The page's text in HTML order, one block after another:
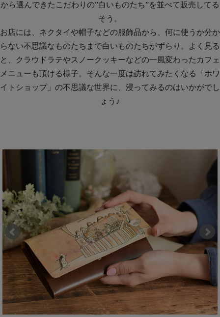
から選んできたこだわりの”白いものたち”を並べて販売してる
そう。
お店には、ネクタイや帽子などの服飾品から、何に使うか分か
らない不思議なものたちまで白いものたちがずらり。よく見る
と、クラウドラテやスノークッキーなどの一風変わったカフェ
メニューも頂ける様子。そんな一度は訪れてみたくなる「ホワ
イトショップ」の不思議な世界に、浸ってみるのはいかがでし
ょう♪